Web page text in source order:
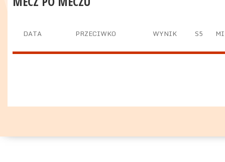
DATA PRZECIWKO WYNIK S5